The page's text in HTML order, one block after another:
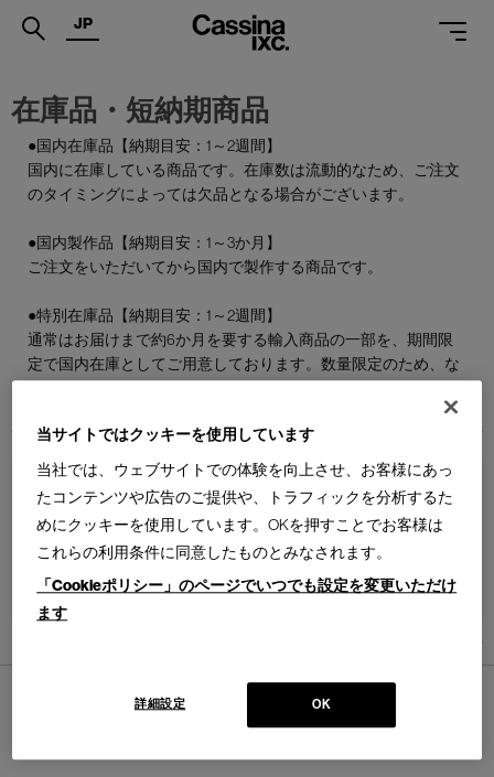
.
SERVICES
MAGAZINE
SUPPORT
SHOPS
PROFESSIONAL
ONLINE STORE お問合せ
JP
在庫品・短納期商品
●国内在庫品【納期目安：1～2週間】
国内に在庫している商品です。在庫数は流動的なため、ご注文
のタイミングによっては欠品となる場合がございます。
●国内製作品【納期目安：1～3か月】
ご注文をいただいてから国内で製作する商品です。
●特別在庫品【納期目安：1～2週間】
通常はお届けまで約6か月を要する輸入商品の一部を、期間限
定で国内在庫としてご用意しております。数量限定のため、な
くなり次第終了となります。
並べ替え：
件あります
当サイトではクッキーを使用しています
当社では、ウェブサイトでの体験を向上させ、お客様にあっ
たコンテンツや広告のご提供や、トラフィックを分析するた
めにクッキーを使用しています。OKを押すことでお客様は
これらの利用条件に同意したものとみなされます。
「Cookieポリシー」のページでいつでも設定を変更いただけ
ます
OK
詳細設定